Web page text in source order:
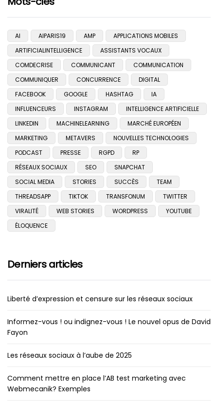
AI AIPARIS19 AMP
APPLICATIONS MOBILES
ARTIFICIALINTELLIGENCE
ASSISTANTS VOCAUX
COMDECRISE
COMMUNICANT
COMMUNICATION
COMMUNIQUER
CONCURRENCE
DIGITAL
FACEBOOK
GOOGLE HASHTAG
IA
INFLUENCEURS
INSTAGRAM
INTELLIGENCE ARTIFICIELLE
LINKEDIN
MACHINELEARNING
MARCHÉ EUROPÉEN
MARKETING
METAVERS
NOUVELLES TECHNOLOGIES
PODCAST
PRESSE RGPD
RP
RÉSEAUX SOCIAUX
SEO
SNAPCHAT
SOCIAL MEDIA
STORIES SUCCÈS
TEAM
THREADSAPP
TIKTOK TRANSFONUM
TWITTER
VIRALITÉ
WEB STORIES WORDPRESS
YOUTUBE
ÉLOQUENCE
Derniers articles
Liberté d’expression et censure sur les réseaux sociaux
Informez-vous ! ou indignez-vous ! Le nouvel opus de David
Fayon
Les réseaux sociaux à l’aube de 2025
Comment mettre en place l’AB test marketing avec
Webmecanik? Exemples